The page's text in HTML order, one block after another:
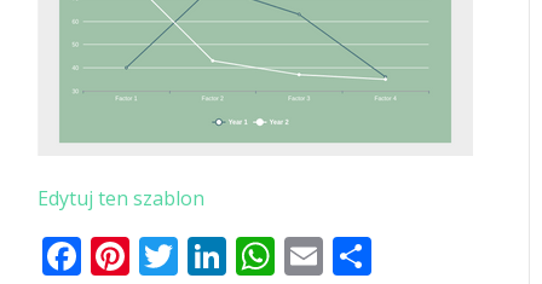
Edytuj ten szablon
Facebook
Pinterest
Twitter
LinkedIn
WhatsApp
Email